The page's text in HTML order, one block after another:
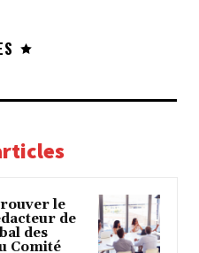
le
de
des
Comité